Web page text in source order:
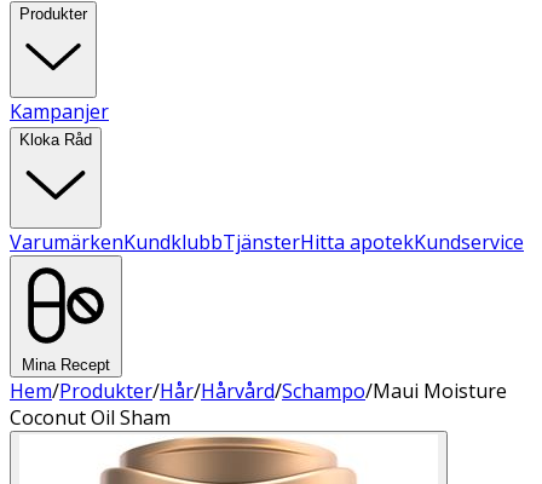
Produkter
Kampanjer
Kloka Råd
VarumärkenKundklubbTjänsterHitta apotekKundservice
Mina Recept
Hem/Produkter/Hår/Hårvård/Schampo/Maui Moisture
Coconut Oil Sham